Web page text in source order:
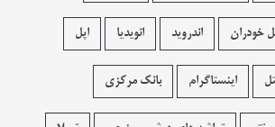
خودران اندروید انویدیا اپل
اینستاگرام بانک مرکزی